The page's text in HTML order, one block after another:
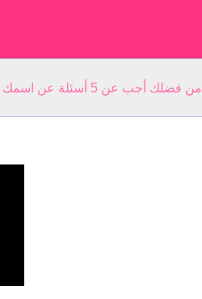
من فضلك أجب عن 5 أسئلة عن اسمك الأول: اسمك هو: